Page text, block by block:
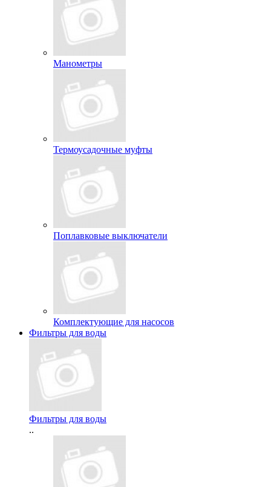
Манометры
Термоусадочные муфты
Поплавковые выключатели
Комплектующие для насосов
Фильтры для воды
Фильтры для воды
..